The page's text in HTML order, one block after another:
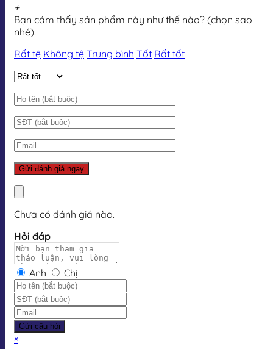
+
Bạn cảm thấy sản phẩm này như thế nào? (chọn sao
nhé):
Rất tệ Không tệ Trung bình Tốt Rất tốt
Chưa có đánh giá nào.
Hỏi đáp
Anh Chị
Gửi câu hỏi
×